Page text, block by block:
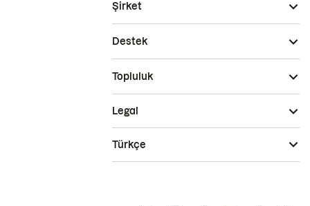
Şirket
Destek
Topluluk
Legal
Türkçe